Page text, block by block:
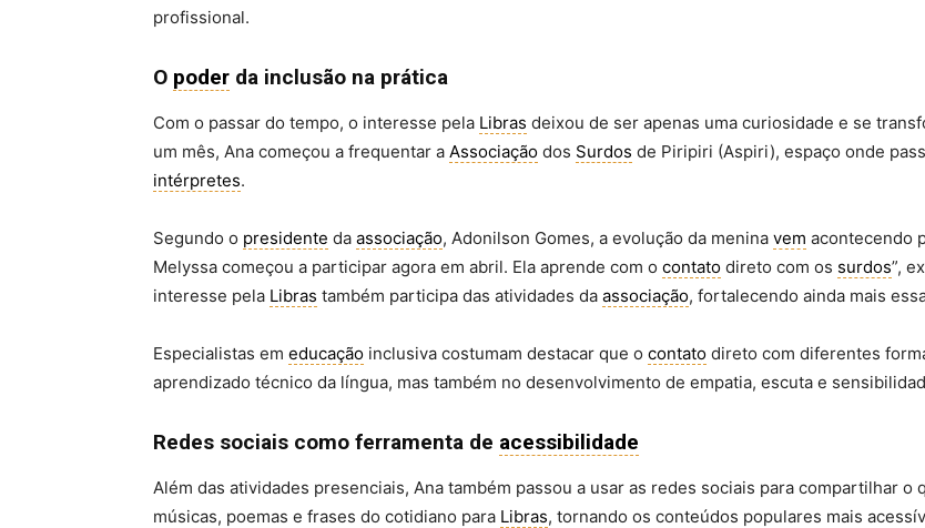
profissional.
O poder da inclusão na prática
Com o passar do tempo, o interesse pela Libras deixou de ser apenas uma curiosidade e se
um mês, Ana começou a frequentar a Associação dos Surdos de Piripiri (Aspiri), espaço onde
intérpretes.
Segundo o presidente da associação, Adonilson Gomes, a evolução da menina vem acontecendo
Melyssa começou a participar agora em abril. Ela aprende com o contato direto com os surdos”,
interesse pela Libras também participa das atividades da associação, fortalecendo ainda mais
Especialistas em educação inclusiva costumam destacar que o contato direto com diferentes
aprendizado técnico da língua, mas também no desenvolvimento de empatia, escuta e
Redes sociais como ferramenta de acessibilidade
Além das atividades presenciais, Ana também passou a usar as redes sociais para compartilhar
músicas, poemas e frases do cotidiano para Libras, tornando os conteúdos populares mais